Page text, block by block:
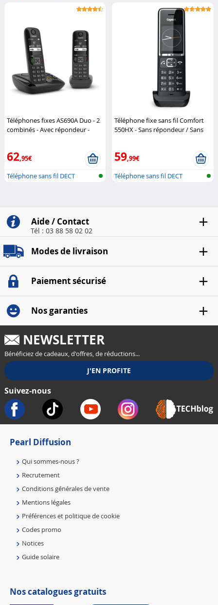
Téléphones fixes AS690A Duo - 2
combinés - Avec répondeur -
62,95€
Téléphone sans fil DECT
Téléphone fixe sans fil Comfort
550HX - Sans répondeur / Sans
59,99€
Téléphone sans fil DECT
Aide / Contact
Tél : 03 88 58 02 02
Modes de livraison
Paiement sécurisé
Nos garanties
NEWSLETTER
Bénéficiez de cadeaux, d'offres, de réductions...
Suivez-nous
Pearl Diffusion
Qui sommes-nous ?
Recrutement
Conditions générales de vente
Mentions légales
Préférences et politique de cookie
Codes promo
Notices
Guide solaire
Nos catalogues gratuits